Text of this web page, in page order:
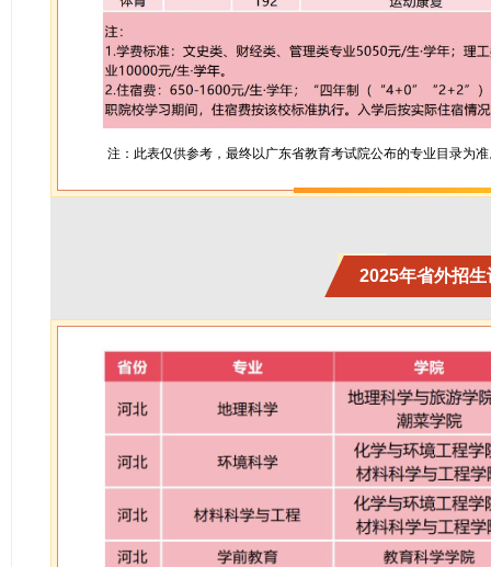
注：此表仅供参考，最终以广东省教育考试院公布的专业目录为
2025年省外招生